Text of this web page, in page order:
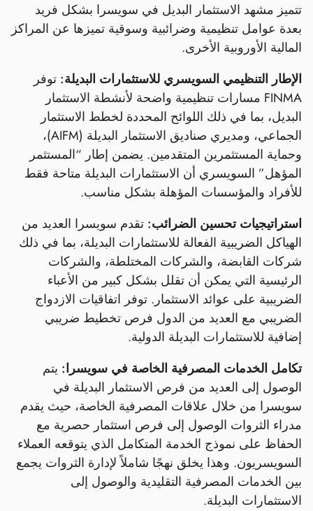
تتميز مشهد الاستثمار البديل في سويسرا بشكل فريد
بعدة عوامل تنظيمية وضرائبية وسوقية تميزها عن المراكز
المالية الأوروبية الأخرى.
الإطار التنظيمي السويسري للاستثمارات البديلة: توفر
FINMA مسارات تنظيمية واضحة لأنشطة الاستثمار
البديل، بما في ذلك اللوائح المحددة لخطط الاستثمار
الجماعي، ومديري صناديق الاستثمار البديلة (AIFM)،
وحماية المستثمرين المتقدمين. يضمن إطار “المستثمر
المؤهل” السويسري أن الاستثمارات البديلة متاحة فقط
للأفراد والمؤسسات المؤهلة بشكل مناسب.
استراتيجيات تحسين الضرائب: تقدم سويسرا العديد من
الهياكل الضريبية الفعالة للاستثمارات البديلة، بما في ذلك
شركات القابضة، والشركات المختلطة، والشركات
الرئيسية التي يمكن أن تقلل بشكل كبير من الأعباء
الضريبية على عوائد الاستثمار. توفر اتفاقيات الازدواج
الضريبي مع العديد من الدول فرص تخطيط ضريبي
إضافية للاستثمارات البديلة الدولية.
تكامل الخدمات المصرفية الخاصة في سويسرا: يتم
الوصول إلى العديد من فرص الاستثمار البديلة في
سويسرا من خلال علاقات المصرفية الخاصة، حيث يقدم
مدراء الثروات الوصول إلى فرص استثمار حصرية مع
الحفاظ على نموذج الخدمة المتكامل الذي يتوقعه العملاء
السويسريون. وهذا يخلق نهجًا شاملاً لإدارة الثروات يجمع
بين الخدمات المصرفية التقليدية والوصول إلى
الاستثمارات البديلة.